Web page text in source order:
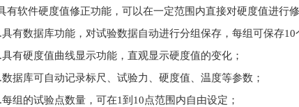
有软件硬度值修正功能，可以在一定范围内直接对硬度值进行修
具有数据库功能，对试验数据自动进行分组保存，每组可保存10
具有硬度值曲线显示功能，直观显示硬度值的变化；
数据库可自动记录标尺、试验力、硬度值、温度等参数；
每组的试验点数量，可在1到10点范围内自由设定；